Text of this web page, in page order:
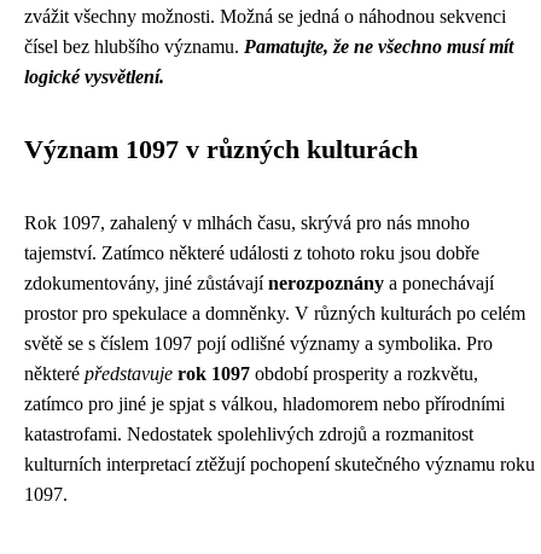
zvážit všechny možnosti. Možná se jedná o náhodnou sekvenci
čísel bez hlubšího významu. Pamatujte, že ne všechno musí mít
logické vysvětlení.
Význam 1097 v různých kulturách
Rok 1097, zahalený v mlhách času, skrývá pro nás mnoho
tajemství. Zatímco některé události z tohoto roku jsou dobře
zdokumentovány, jiné zůstávajínerozpoznány a ponechávají
prostor pro spekulace a domněnky. V různých kulturách po celém
světě se s číslem 1097 pojí odlišné významy a symbolika. Pro
některé představuje rok 1097 období prosperity a rozkvětu,
zatímco pro jiné je spjat s válkou, hladomorem nebo přírodními
katastrofami. Nedostatek spolehlivých zdrojů a rozmanitost
kulturních interpretací ztěžují pochopení skutečného významu roku
1097.